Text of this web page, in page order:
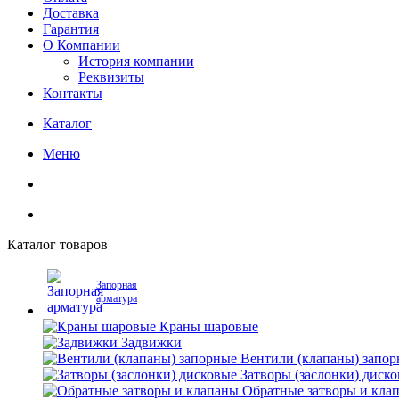
Доставка
Гарантия
О Компании
История компании
Реквизиты
Контакты
Каталог
Меню
Каталог товаров
Запорная
арматура
Краны шаровые
Задвижки
Вентили (клапаны)
Затворы (заслонки)
Обратные затворы и